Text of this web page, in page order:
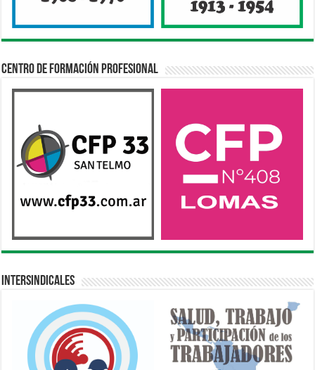
Centro de Formación Profesional
Intersindicales